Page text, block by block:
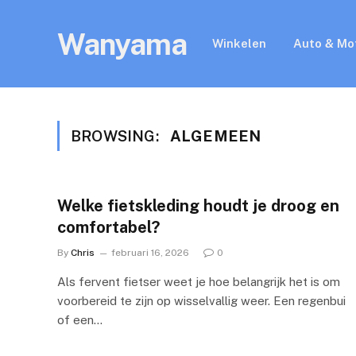
Wanyama Winkelen Auto &
BROWSING: ALGEMEEN
Welke fietskleding houdt je droog en
comfortabel?
By Chris februari 16, 2026 0
Als fervent fietser weet je hoe belangrijk het is om
voorbereid te zijn op wisselvallig weer. Een regenbui
of een…